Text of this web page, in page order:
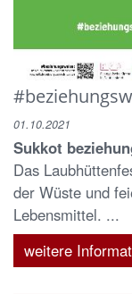
01.10.2021
Sukkot
Das
der Wüste und
Lebensmittel. ...
weitere